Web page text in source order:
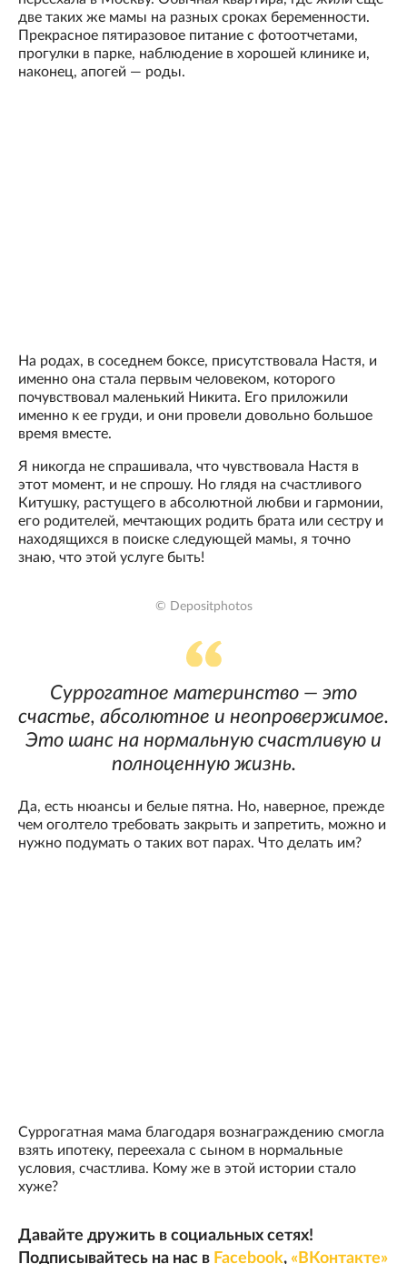
две таких же мамы на разных сроках беременности.
Прекрасное пятиразовое питание с фотоотчетами,
прогулки в парке, наблюдение в хорошей клинике и,
наконец, апогей — роды.
На родах, в соседнем боксе, присутствовала Настя, и
именно она стала первым человеком, которого
почувствовал маленький Никита. Его приложили
именно к ее груди, и они провели довольно большое
время вместе.
Я никогда не спрашивала, что чувствовала Настя в
этот момент, и не спрошу. Но глядя на счастливого
Китушку, растущего в абсолютной любви и гармонии,
его родителей, мечтающих родить брата или сестру и
находящихся в поиске следующей мамы, я точно
знаю, что этой услуге быть!
© Depositphotos
Суррогатное материнство — это
счастье, абсолютное и неопровержимое.
Это шанс на нормальную счастливую и
полноценную жизнь.
Да, есть нюансы и белые пятна. Но, наверное, прежде
чем оголтело требовать закрыть и запретить, можно и
нужно подумать о таких вот парах. Что делать им?
Суррогатная мама благодаря вознаграждению смогла
взять ипотеку, переехала с сыном в нормальные
условия, счастлива. Кому же в этой истории стало
хуже?
Давайте дружить в социальных сетях!
Подписывайтесь на нас в Facebook, «ВКонтакте»